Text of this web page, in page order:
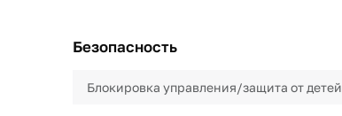
Безопасность
Блокировка управления/защита от детей